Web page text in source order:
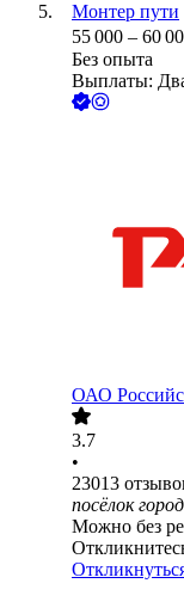
Монтер пути
55 000 – 60
Без опыта
Выплаты:
ОАО
3.7
•
23013
посёлок
Можно без